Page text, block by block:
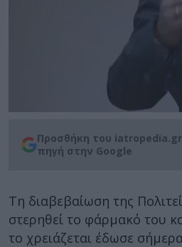
Προσθήκη του
πηγή στην Google
Τη διαβεβαίωση της
στερηθεί το φάρμακό του
το χρειάζεται έδωσε